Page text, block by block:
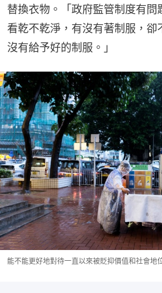
替換衣物。「政府監管制度有問
看乾不乾淨，有沒有著制服，卻
沒有給予好的制服。」
能不能更好地對待一直以來被貶抑價值和社會地